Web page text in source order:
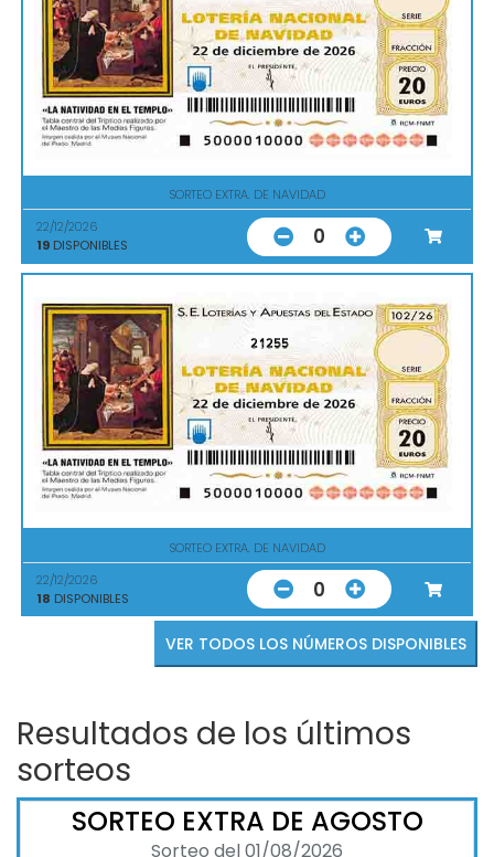
SORTEO EXTRA. DE NAVIDAD
22/12/2026
19 DISPONIBLES 0
21255
SORTEO EXTRA. DE NAVIDAD
22/12/2026
18 DISPONIBLES 0
VER TODOS LOS NÚMEROS DISPONIBLES
Resultados de los últimos
sorteos
SORTEO EXTRA DE AGOSTO
Sorteo del 01/08/2026